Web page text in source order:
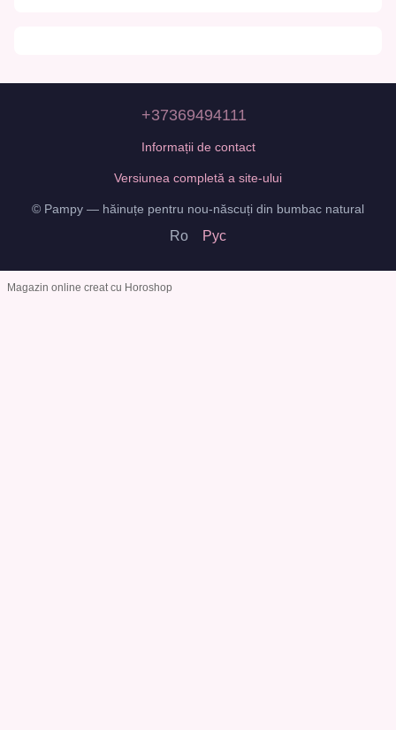
+37369494111
Informații de contact
Versiunea completă a site-ului
© Pampy — hăinuțe pentru nou-născuți din bumbac natural
Ro Рус
Magazin online creat cu Horoshop